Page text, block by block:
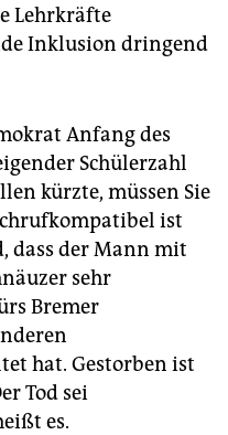
Lehrkräfte
Inklusion dringend
Anfang des
Schülerzahl
kürzte, müssen Sie
ist
dass der Mann mit
sehr
Bremer
hat. Gestorben ist
Tod sei
es.